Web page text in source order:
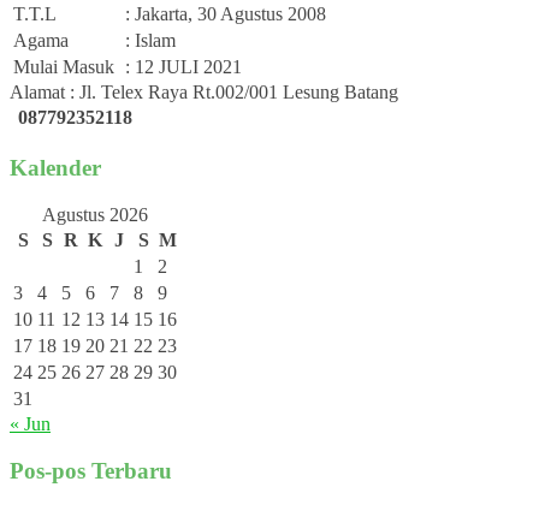
T.T.L
: Jakarta, 30 Agustus 2008
Agama
: Islam
Mulai Masuk : 12 JULI 2021
Alamat : Jl. Telex Raya Rt.002/001 Lesung Batang
087792352118
Kalender
Agustus 2026
S
S R K J S M
1
2
3
4 5 6 7 8
9
10 11 12 13 14 15 16
17 18 19 20 21 22 23
24 25 26 27 28 29 30
31
« Jun
Pos-pos Terbaru